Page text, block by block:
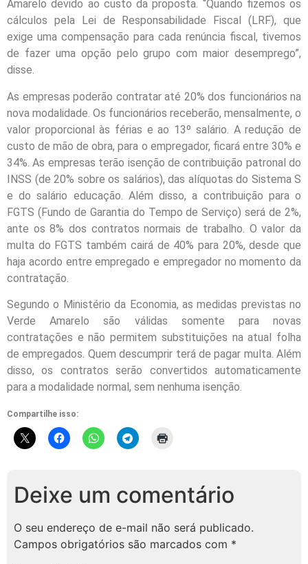
Amarelo devido ao custo da proposta. “Quando fizemos os
cálculos pela Lei de Responsabilidade Fiscal (LRF), que
exige uma compensação para cada renúncia fiscal, tivemos
de fazer uma opção pelo grupo com maior desemprego”,
disse.
As empresas poderão contratar até 20% dos funcionários na
nova modalidade. Os funcionários receberão, mensalmente, o
valor proporcional às férias e ao 13º salário. A redução de
custo de mão de obra, para o empregador, ficará entre 30% e
34%. As empresas terão isenção de contribuição patronal do
INSS (de 20% sobre os salários), das alíquotas do Sistema S
e do salário educação. Além disso, a contribuição para o
FGTS (Fundo de Garantia do Tempo de Serviço) será de 2%,
ante os 8% dos contratos normais de trabalho. O valor da
multa do FGTS também cairá de 40% para 20%, desde que
haja acordo entre empregado e empregador no momento da
contratação.
Segundo o Ministério da Economia, as medidas previstas no
Verde Amarelo são válidas somente para novas
contratações e não permitem substituições na atual folha
de empregados. Quem descumprir terá de pagar multa. Além
disso, os contratos serão convertidos automaticamente
para a modalidade normal, sem nenhuma isenção.
Compartilhe isso:
Deixe um comentário
O seu endereço de e-mail não será publicado.
Campos obrigatórios são marcados com *